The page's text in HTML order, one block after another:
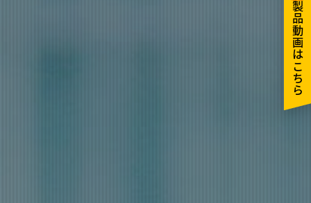
製品動画はこちら